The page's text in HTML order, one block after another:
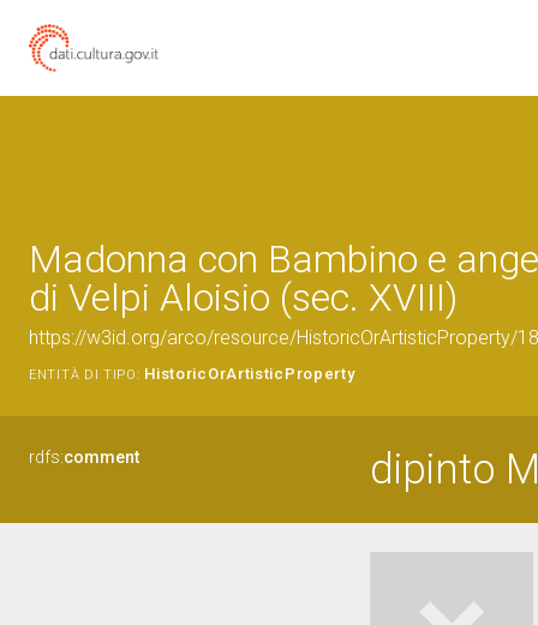
Madonna con Bambino e
di Velpi Aloisio (sec. XVIII)
https://w3id.org/arco/resource/HistoricOrArtisticProperty/
ENTITÀ DI TIPO: HistoricOrArtisticProperty
rdfs:comment dipinto